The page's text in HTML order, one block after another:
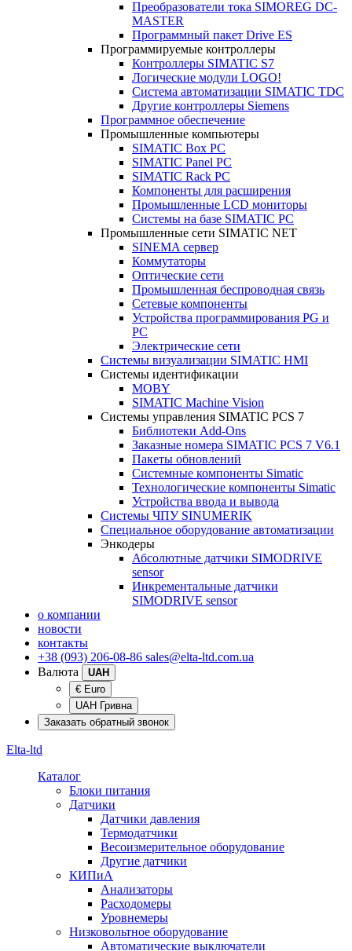
Преобразователи тока SIMOREG DC-
MASTER
Программный пакет Drive ES
Программируемые контроллеры
Контроллеры SIMATIC S7
Логические модули LOGO!
Система автоматизации SIMATIC TDC
Другие контроллеры Siemens
Программное обеспечение
Промышленные компьютеры
SIMATIC Box PC
SIMATIC Panel PС
SIMATIC Rack PC
Компоненты для расширения
Промышленные LCD мониторы
Системы на базе SIMATIC PC
Промышленные сети SIMATIC NET
SINEMA сервер
Коммутаторы
Оптические сети
Промышленная беспроводная связь
Сетевые компоненты
Устройства программирования PG и
PC
Электрические сети
Системы визуализации SIMATIC HMI
Системы идентификации
MOBY
SIMATIC Machine Vision
Системы управления SIMATIC PCS 7
Библиотеки Add-Ons
Заказные номера SIMATIC PCS 7 V6.1
Пакеты обновлений
Системные компоненты Simatic
Технологические компоненты Simatic
Устройства ввода и вывода
Системы ЧПУ SINUMERIK
Специальное оборудование автоматизации
Энкодеры
Абсолютные датчики SIMODRIVE
sensor
Инкрементальные датчики
SIMODRIVE sensor
о компании
новости
контакты
+38 (093) 206-08-86 sales@elta-ltd.com.ua
Валюта
UAH
€ Euro
UAH Гривна
Заказать обратный звонок
Elta-ltd
Каталог
Блоки питания
Датчики
Датчики давления
Термодатчики
Весоизмерительное оборудование
Другие датчики
КИПиА
Анализаторы
Расходомеры
Уровнемеры
Низковольтное оборудование
Автоматические выключатели